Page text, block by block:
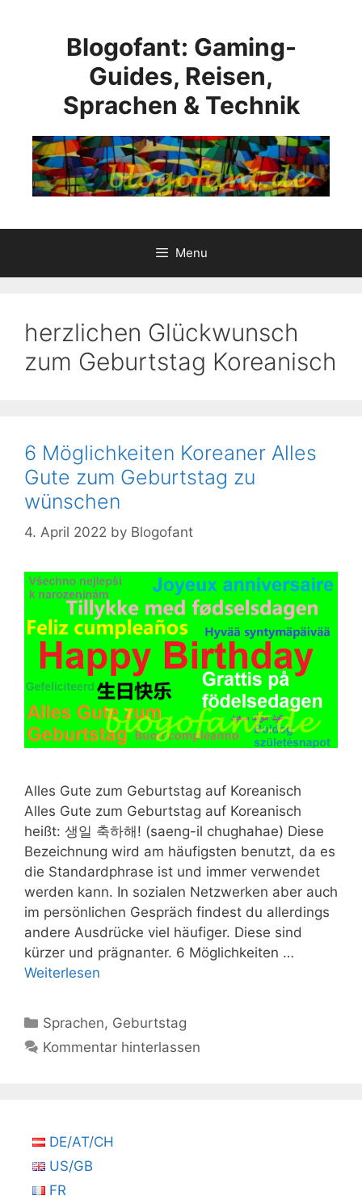
Blogofant: Gaming-
Guides, Reisen,
Sprachen & Technik
Menu
herzlichen Glückwunsch
zum Geburtstag Koreanisch
6 Möglichkeiten Koreaner Alles
Gute zum Geburtstag zu
wünschen
4. April 2022 by Blogofant
Alles Gute zum Geburtstag auf Koreanisch
Alles Gute zum Geburtstag auf Koreanisch
heißt: 생일 축하해! (saeng-il chughahae) Diese
Bezeichnung wird am häufigsten benutzt, da es
die Standardphrase ist und immer verwendet
werden kann. In sozialen Netzwerken aber auch
im persönlichen Gespräch findest du allerdings
andere Ausdrücke viel häufiger. Diese sind
kürzer und prägnanter. 6 Möglichkeiten …
Weiterlesen
Kategorien
Sprachen, Geburtstag
Kommentar hinterlassen
DE/AT/CH
US/GB
FR